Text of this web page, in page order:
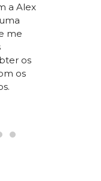
a Alex
me
os
os